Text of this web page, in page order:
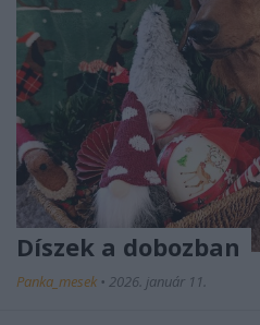
Díszek a dobozban
Panka_mesek • 2026. január 11.